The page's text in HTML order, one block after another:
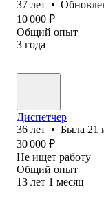
37 лет •
10 000 ₽
Общий опыт
3 года
Диспетчер
36 лет • Была 21
30 000 ₽
Не ищет работу
Общий опыт
13 лет 1 месяц